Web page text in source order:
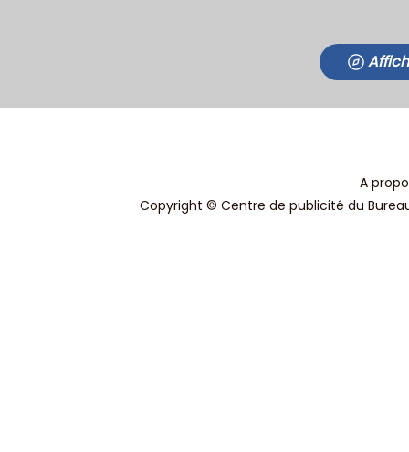
A
Copyright © Centre de publicité du